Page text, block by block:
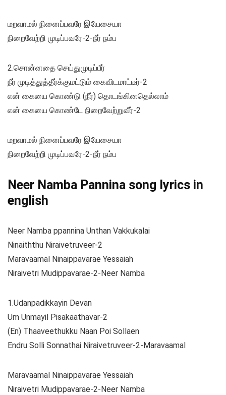
மறவாமல் நினைப்பவரே இயேசையா
நிறைவேற்றி முடிப்பவரே-2-நீர் நம்ப
2.சொன்னதை செய்துமுடிப்பீர்
நீர் முடித்துத்தீர்க்குமட்டும் கைவிடமாட்டீர்-2
என் கையை கொண்டு (நீர்) தொடங்கினதெல்லாம்
என் கையை கொண்டே நிறைவேற்றுவீர்-2
மறவாமல் நினைப்பவரே இயேசையா
நிறைவேற்றி முடிப்பவரே-2-நீர் நம்ப
Neer Namba Pannina song lyrics in
english
Neer Namba ppannina Unthan Vakkukalai
Ninaiththu Niraivetruveer-2
Maravaamal Ninaippavarae Yessaiah
Niraivetri Mudippavarae-2-Neer Namba
1.Udanpadikkayin Devan
Um Unmayil Pisakaathavar-2
(En) Thaaveethukku Naan Poi Sollaen
Endru Solli Sonnathai Niraivetruveer-2-Maravaamal
Maravaamal Ninaippavarae Yessaiah
Niraivetri Mudippavarae-2-Neer Namba